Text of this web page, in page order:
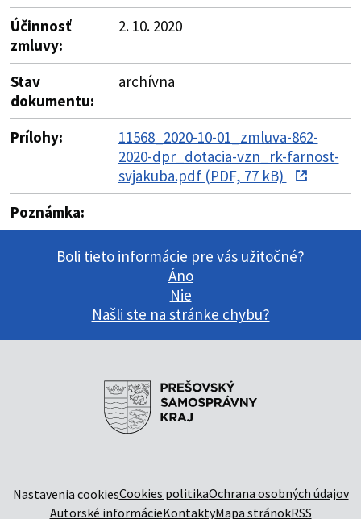
Účinnosť
zmluvy:
2. 10. 2020
Stav
dokumentu:
archívna
Prílohy:
11568_2020-10-01_zmluva-862-
2020-dpr_dotacia-vzn_rk-farnost-
svjakuba.pdf (PDF, 77 kB)
Poznámka:
Boli tieto informácie pre vás užitočné?
Áno
Nie
Našli ste na stránke chybu?
Nastavenia cookiesCookies politikaOchrana osobných údajov
Autorské informácieKontaktyMapa stránokRSS